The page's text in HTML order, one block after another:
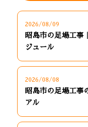
2026/08/09
昭島市の足場工事
ジュール
2026/08/08
昭島市の足場工事
アル